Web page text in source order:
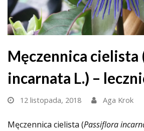
Męczennica cielista
incarnata L.) –
12 listopada, 2018 Aga Krok
Męczennica cielista (Passiflora